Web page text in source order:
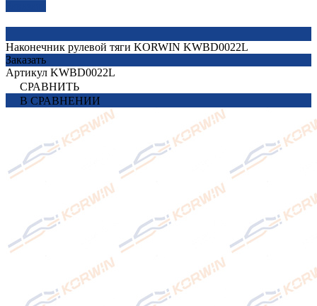
Наконечник рулевой тяги KORWIN KWBD0022L
Заказать
Артикул KWBD0022L
СРАВНИТЬ
В СРАВНЕНИИ